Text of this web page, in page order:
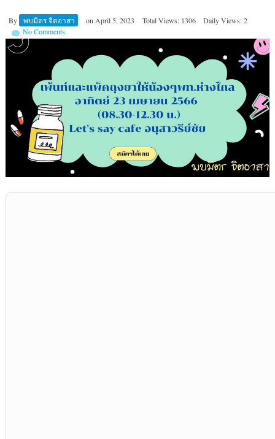
By พบมิตร จิตอาสา on April 5, 2023 Total Views: 1306
Daily Views: 2
No Comments